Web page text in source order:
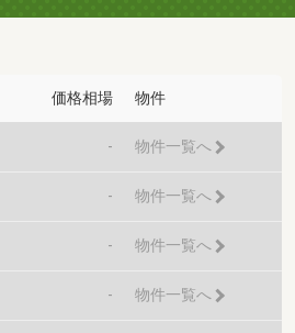
価格相場 物件
- 物件一覧へ
- 物件一覧へ
- 物件一覧へ
- 物件一覧へ